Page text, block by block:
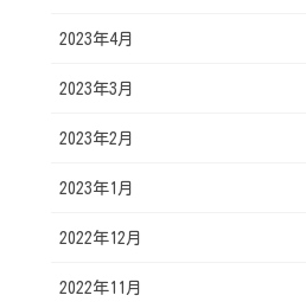
2023年4月
2023年3月
2023年2月
2023年1月
2022年12月
2022年11月